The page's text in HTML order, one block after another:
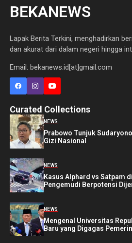
BEKANEWS
Lapak Berita Terkini, menghadirkan
dan akurat dari dalam negeri hingga
Email: bekanews.id[at]gmail.com
Curated Collections
NEWS
Prabowo Tunjuk
Gizi Nasional
NEWS
Kasus Alphard vs Satpam
Pengemudi Berpotensi
NEWS
Mengenal Universitas
Baru yang Digagas